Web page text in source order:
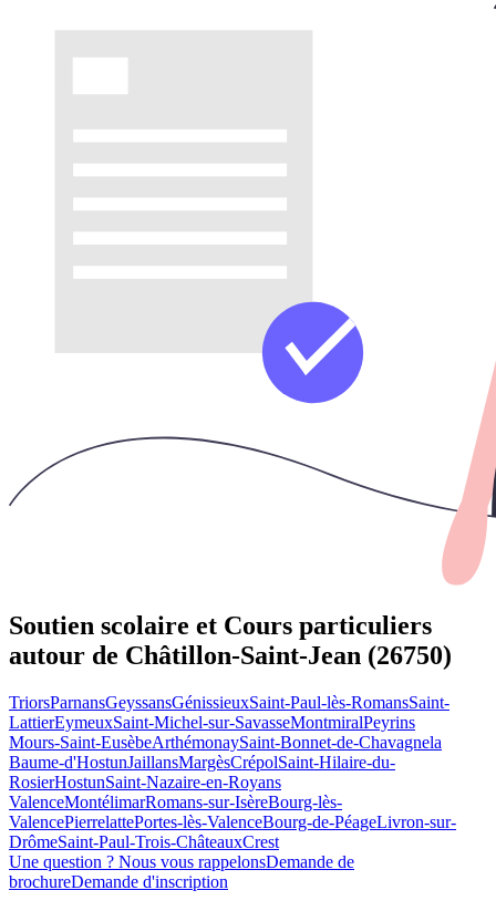
Soutien scolaire et Cours particuliers
autour de Châtillon-Saint-Jean (26750)
TriorsParnansGeyssansGénissieuxSaint-Paul-lès-RomansSaint-
LattierEymeuxSaint-Michel-sur-SavasseMontmiralPeyrins
Mours-Saint-EusèbeArthémonaySaint-Bonnet-de-Chavagnela
Baume-d'HostunJaillansMargèsCrépolSaint-Hilaire-du-
RosierHostunSaint-Nazaire-en-Royans
ValenceMontélimarRomans-sur-IsèreBourg-lès-
ValencePierrelattePortes-lès-ValenceBourg-de-PéageLivron-sur-
DrômeSaint-Paul-Trois-ChâteauxCrest
Une question ? Nous vous rappelonsDemande de
brochureDemande d'inscription